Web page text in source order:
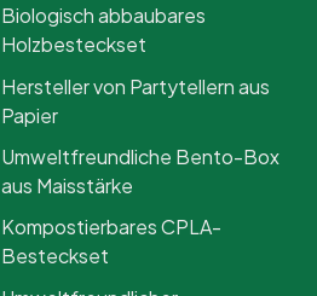
Biologisch abbaubares
Holzbesteckset
Hersteller von Partytellern aus
Papier
Umweltfreundliche Bento-Box
aus Maisstärke
Kompostierbares CPLA-
Besteckset